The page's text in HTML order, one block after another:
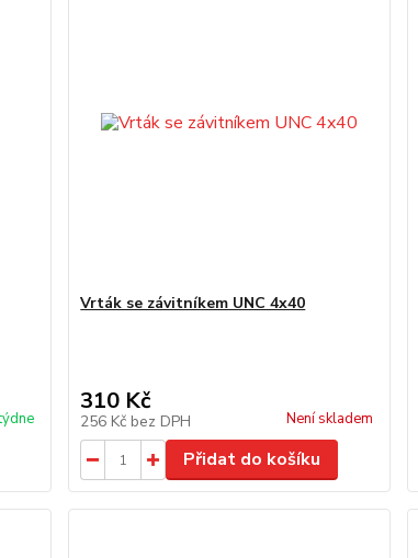
Vrták se závitníkem UNC 4x40
310 Kč
256 Kč bez DPH Není skladem
Přidat do košíku